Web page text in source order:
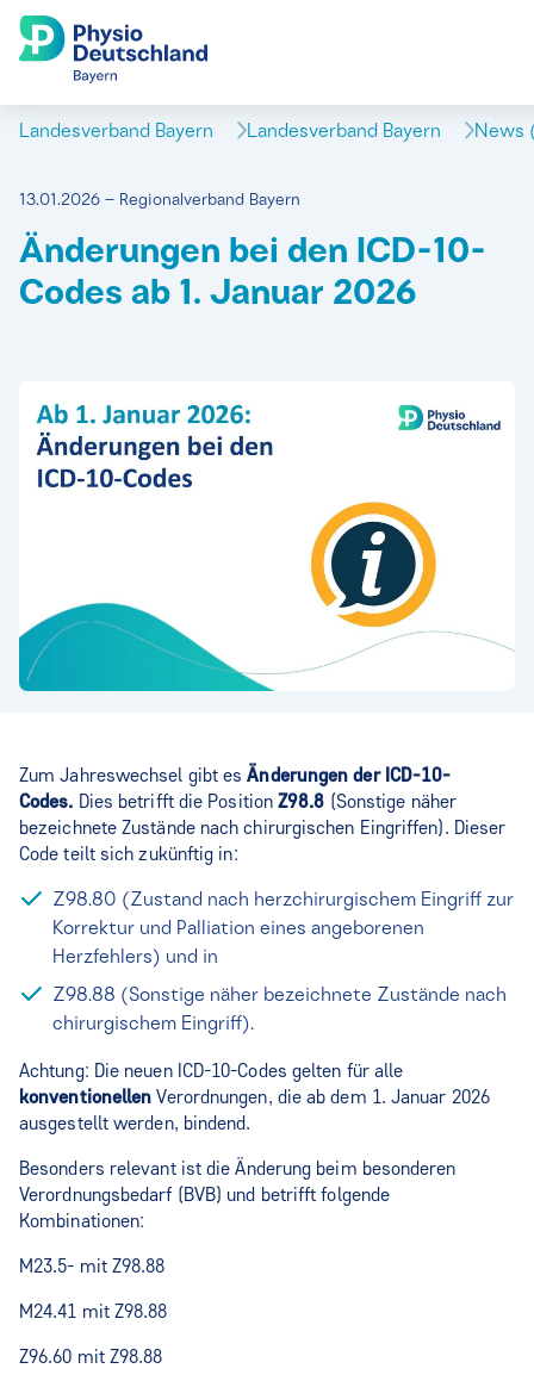
Landesverband Bayern Landesverband Bayern News
13.01.2026 – Regionalverband Bayern
Änderungen bei den ICD-10-
Codes ab 1. Januar 2026
Zum Jahreswechsel gibt esÄnderungen der ICD-10-
Codes. Dies betrifft die PositionZ98.8 (Sonstige näher
bezeichnete Zustände nach chirurgischen Eingriffen). Dieser
Code teilt sich zukünftig in:
Z98.80 (Zustand nach herzchirurgischem Eingriff zur
Korrektur und Palliation eines angeborenen
Herzfehlers) und in
Z98.88 (Sonstige näher bezeichnete Zustände nach
chirurgischem Eingriff).
Achtung: Die neuen ICD-10-Codes gelten für alle
konventionellen Verordnungen, die ab dem 1. Januar 2026
ausgestellt werden, bindend.
Besonders relevant ist die Änderung beim besonderen
Verordnungsbedarf (BVB) und betrifft folgende
Kombinationen:
M23.5- mit Z98.88
M24.41 mit Z98.88
Z96.60 mit Z98.88